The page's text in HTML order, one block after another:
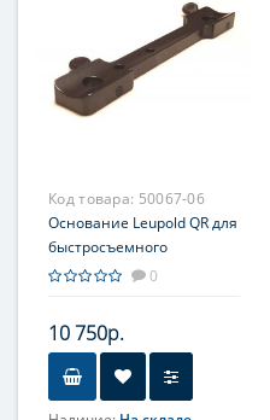
Код товара: 50067-06
Основание Leupold QR для
быстросъемного
кронштейна, на Remington
0
10 750р.